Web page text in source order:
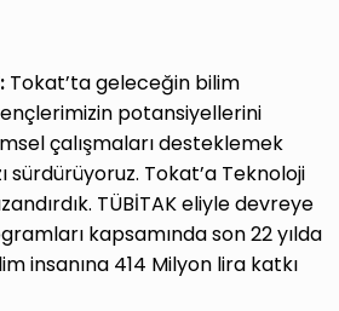
Tokat’ta geleceğin bilim
potansiyellerini
çalışmaları desteklemek
sürdürüyoruz. Tokat’a Teknoloji
TÜBİTAK eliyle devreye
kapsamında son 22 yılda
insanına 414 Milyon lira katkı